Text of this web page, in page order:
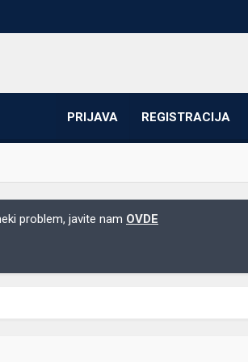
PRIJAVA REGISTRACIJA
problem, javite nam OVDE